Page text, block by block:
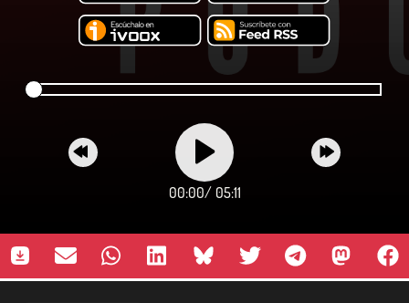
00:00/ 05:11